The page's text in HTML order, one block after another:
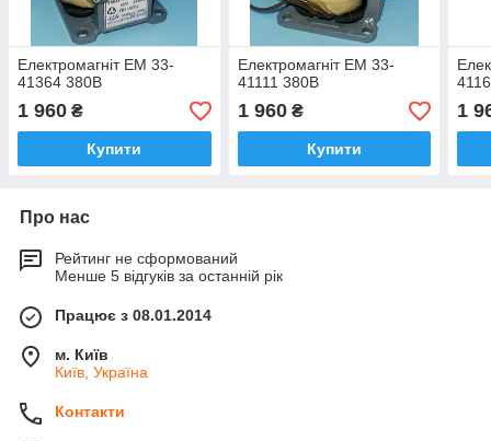
Електромагніт ЕМ 33-
41364 380В
1 960 ₴
Купити
Електромагніт ЕМ 33-
41111 380В
1 960₴
Купити
1
Про нас
Рейтинг не сформований
Менше 5 відгуків за останній рік
Працює з 08.01.2014
м. Київ
Київ, Україна
Контакти